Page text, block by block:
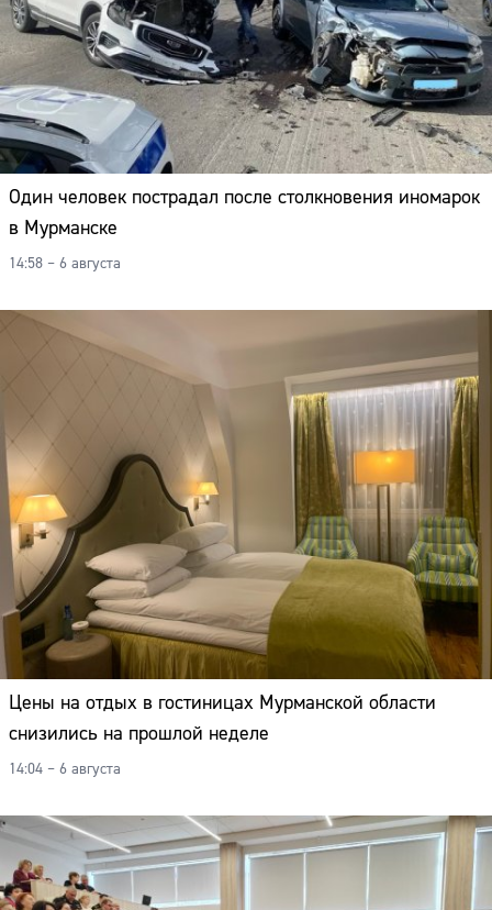
Один человек пострадал после столкновения иномарок
в Мурманске
14:58 – 6 августа
Цены на отдых в гостиницах Мурманской области
снизились на прошлой неделе
14:04 – 6 августа